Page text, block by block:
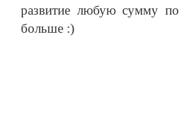
развитие любую сумму
больше :)